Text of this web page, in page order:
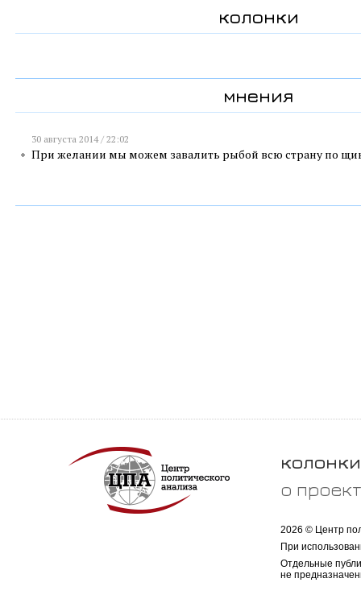
колонки
мнения
30 августа 2014 / 22:02
При желании мы можем завалить рыбой всю страну по
колонки
о
2026 © Центр
При
Отдельные
не